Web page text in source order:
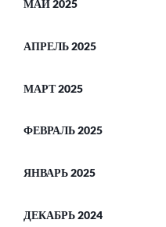
МАЙ 2025
АПРЕЛЬ 2025
МАРТ 2025
ФЕВРАЛЬ 2025
ЯНВАРЬ 2025
ДЕКАБРЬ 2024